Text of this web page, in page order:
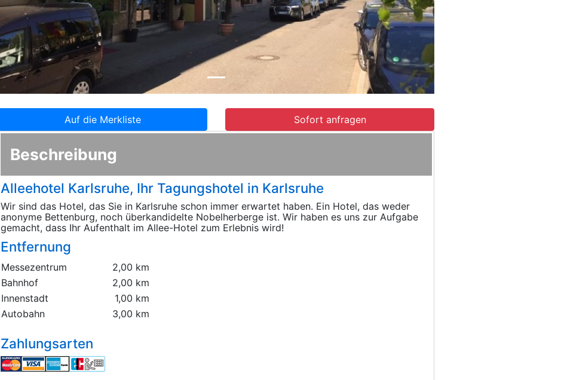
Auf die Merkliste Sofort anfragen
Beschreibung
Alleehotel Karlsruhe, Ihr Tagungshotel in Karlsruhe
Wir sind das Hotel, das Sie in Karlsruhe schon immer erwartet haben. Ein Hotel, das weder
anonyme Bettenburg, noch überkandidelte Nobelherberge ist. Wir haben es uns zur Aufgabe
gemacht, dass Ihr Aufenthalt im Allee-Hotel zum Erlebnis wird!
Entfernung
Messezentrum
2,00 km
Bahnhof
2,00 km
Innenstadt
1,00 km
Autobahn
3,00 km
Zahlungsarten